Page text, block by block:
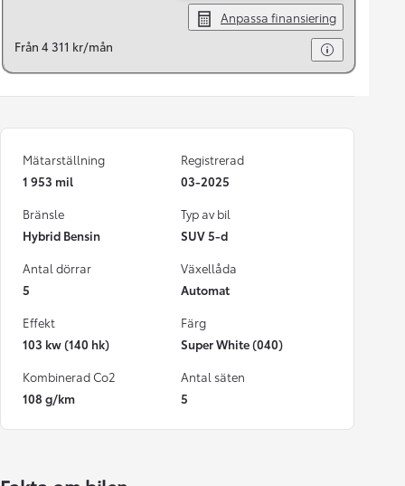
Anpassa finansiering
Från 4 311 kr/mån
Mätarställning
1 953 mil
Registrerad
03-2025
Bränsle
Hybrid Bensin
Typ av bil
SUV 5-d
Antal dörrar
5
Växellåda
Automat
Effekt
103 kw (140 hk)
Färg
Super White (040)
Kombinerad Co2
108 g/km
Antal säten
5